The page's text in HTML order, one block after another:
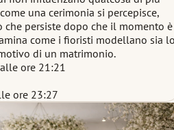
una cerimonia si percepisce,
che persiste dopo che il momento è
come i fioristi modellano sia
di un matrimonio.
ore 21:21
ore 23:27